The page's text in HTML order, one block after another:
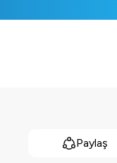
Paylaş